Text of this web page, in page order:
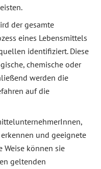
der gesamte
eines Lebensmittels
identifiziert. Diese
chemische oder
werden die
auf die
und geeignete
Weise können sie
geltenden